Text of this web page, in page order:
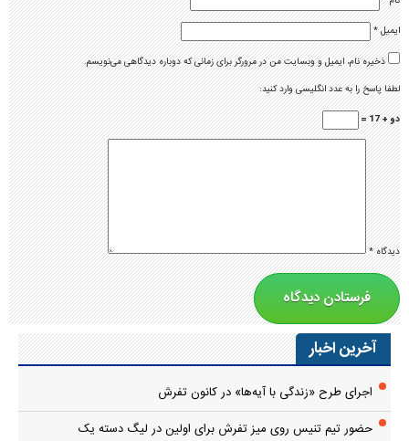
ایمیل*
ذخیره نام، ایمیل و وبسایت من در مرورگر برای زمانی که دوباره دیدگاهی می‌نویسم.
لطفا پاسخ را به عدد انگلیسی وارد کنید:
دو + 17 =
دیدگاه*
آخرین اخبار
اجرای طرح «زندگی با آیه‌ها» در کانون تفرش
حضور تیم تنیس روی میز تفرش برای اولین در لیگ دسته یک